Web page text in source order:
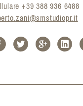
+39 388 936 6488